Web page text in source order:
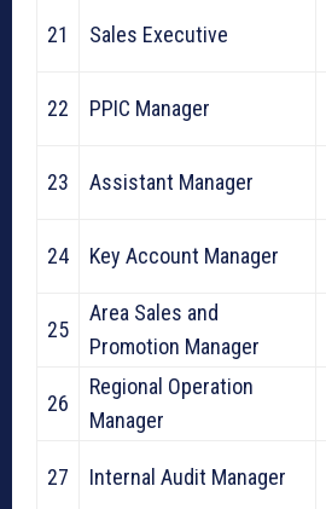
21 Sales Executive
22 PPIC Manager
23 Assistant Manager
24 Key Account Manager
25
Area Sales and
Promotion Manager
26
Regional Operation
Manager
27 Internal Audit Manager